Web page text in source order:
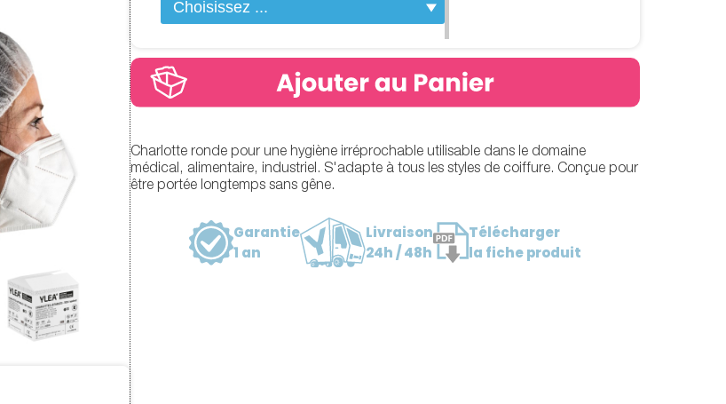
Charlotte ronde pour une hygiène irréprochable utilisable dans le domaine
médical, alimentaire, industriel. S'adapte à tous les styles de coiffure. Conçue pour
être portée longtemps sans gêne.
Garantie
1 an
Livraison
24h / 48h
Télécharger
la fiche produit